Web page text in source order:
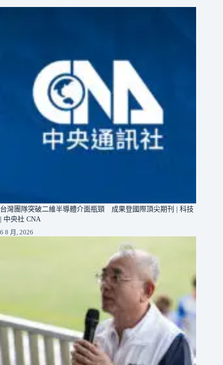
台灣團隊突破二維半導體介面瓶頸 成果登國際頂尖期刊 | 科技
| 中央社 CNA
6 8 月, 2026